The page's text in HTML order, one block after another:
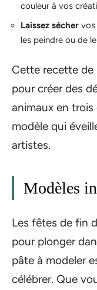
couleur à vos
Laissez sécher vos
les peindre ou de
Cette recette de
pour créer des
animaux en
modèle qui
artistes.
Modèles
Les fêtes de fin
pour plonger
pâte à modeler
célébrer. Que